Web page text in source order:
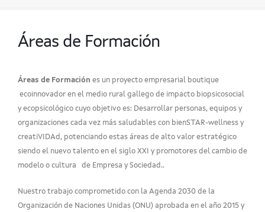
Áreas de Formación
Áreas de Formación es un proyecto empresarial boutique
ecoinnovador en el medio rural gallego de impacto biopsicosocial
y ecopsicológico cuyo objetivo es: Desarrollar personas, equipos y
organizaciones cada vez más saludables con bienSTAR-wellness y
creatiVIDAd, potenciando estas áreas de alto valor estratégico
siendo el nuevo talento en el siglo XXI y promotores del cambio de
modelo o cultura de Empresa y Sociedad..
Nuestro trabajo comprometido con la Agenda 2030 de la
Organización de Naciones Unidas (ONU) aprobada en el año 2015 y